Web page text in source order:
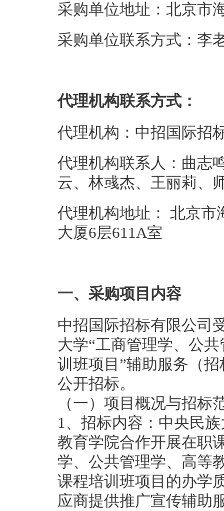
采购单位地址：北京市
采购单位联系方式：李
代理机构联系方式：
代理机构：中招国际招
代理机构联系人：曲志
云、林彧杰、王丽莉、
代理机构地址： 北京市
大厦6层611A室
一、采购项目内容
中招国际招标有限公司
大学“工商管理学、公
训班项目”辅助服务（
公开招标。
（一）项目概况与招标
1、招标内容：中央民
教育学院合作开展在职
学、公共管理学、高等
课程培训班项目的办学
应商提供推广宣传辅助